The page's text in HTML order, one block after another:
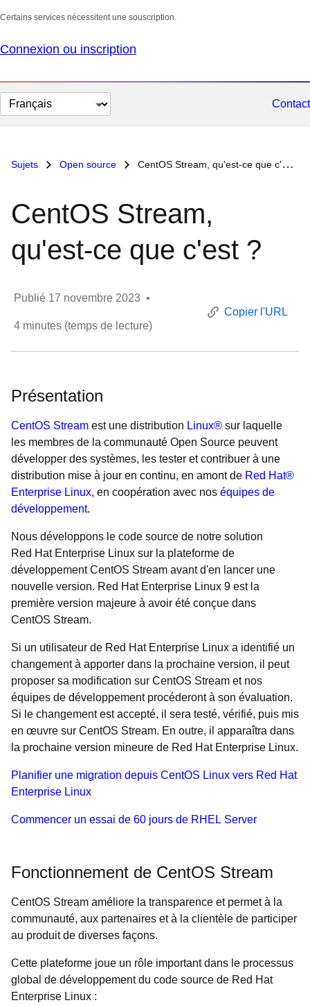
Certains services nécessitent une souscription.
Connexion ou inscription
Changer
la
Contact
Sujets Open source CentOS Stream, qu'est-ce que c'est ?
CentOS Stream,
qu'est-ce que c'est ?
Publié 17 novembre 2023 •
4 minutes (temps de lecture)
Copier l'URL
Présentation
CentOS Stream est une distribution Linux® sur laquelle
les membres de la communauté Open Source peuvent
développer des systèmes, les tester et contribuer à une
distribution mise à jour en continu, en amont de Red Hat®
Enterprise Linux, en coopération avec nos équipes de
développement.
Nous développons le code source de notre solution
Red Hat Enterprise Linux sur la plateforme de
développement CentOS Stream avant d'en lancer une
nouvelle version. Red Hat Enterprise Linux 9 est la
première version majeure à avoir été conçue dans
CentOS Stream.
Si un utilisateur de Red Hat Enterprise Linux a identifié un
changement à apporter dans la prochaine version, il peut
proposer sa modification sur CentOS Stream et nos
équipes de développement procéderont à son évaluation.
Si le changement est accepté, il sera testé, vérifié, puis mis
en œuvre sur CentOS Stream. En outre, il apparaîtra dans
la prochaine version mineure de Red Hat Enterprise Linux.
Planifier une migration depuis CentOS Linux vers Red Hat
Enterprise Linux
Commencer un essai de 60 jours de RHEL Server
Fonctionnement de CentOS Stream
CentOS Stream améliore la transparence et permet à la
communauté, aux partenaires et à la clientèle de participer
au produit de diverses façons.
Cette plateforme joue un rôle important dans le processus
global de développement du code source de Red Hat
Enterprise Linux :